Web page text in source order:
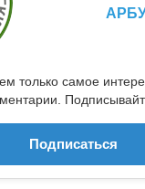
только самое
Подписаться